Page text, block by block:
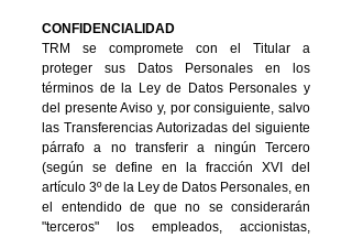
CONFIDENCIALIDAD
TRM se compromete con el Titular a
proteger sus Datos Personales en los
términos de la Ley de Datos Personales y
del presente Aviso y, por consiguiente, salvo
las Transferencias Autorizadas del siguiente
párrafo a no transferir a ningún Tercero
(según se define en la fracción XVI del
artículo 3º de la Ley de Datos Personales, en
el entendido de que no se considerarán
"terceros" los empleados, accionistas,